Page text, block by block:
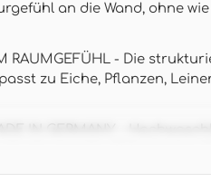
an die Wand, ohne
RAUMGEFÜHL - Die
zu Eiche, Pflanzen,